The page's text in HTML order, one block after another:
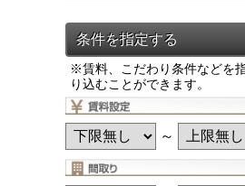
※賃料、こだわり条件などを
り込むことができます。
～